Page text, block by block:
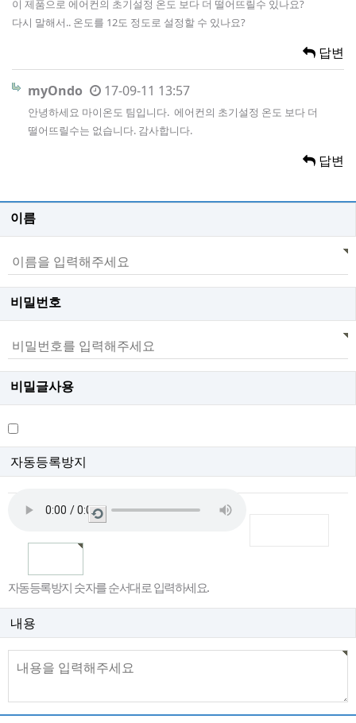
이 제품으로 에어컨의 초기설정 온도 보다 더 떨어뜨릴수 있나요?
다시 말해서.. 온도를 12도 정도로 설정할 수 있나요?
답변
myOndo 17-09-11 13:57
안녕하세요 마이온도 팀입니다. 에어컨의 초기설정 온도 보다 더
떨어뜨릴수는 없습니다. 감사합니다.
답변
이름
비밀번호
비밀글사용
자동등록방지
새
자동등록방지 숫자를 순서대로 입력하세요.
내용